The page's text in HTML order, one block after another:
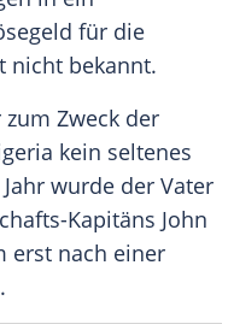
für die
nicht bekannt.
Zweck der
kein seltenes
wurde der Vater
Kapitäns John
erst nach einer